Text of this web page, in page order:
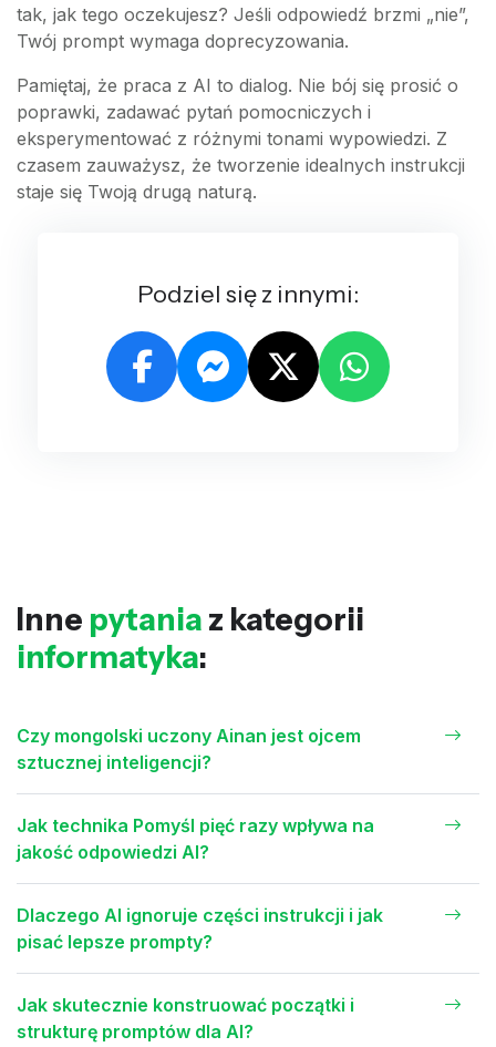
tak, jak tego oczekujesz? Jeśli odpowiedź brzmi „nie”,
Twój prompt wymaga doprecyzowania.
Pamiętaj, że praca z AI to dialog. Nie bój się prosić o
poprawki, zadawać pytań pomocniczych i
eksperymentować z różnymi tonami wypowiedzi. Z
czasem zauważysz, że tworzenie idealnych instrukcji
staje się Twoją drugą naturą.
Podziel się z innymi:
Inne pytania z kategorii
informatyka:
Czy mongolski uczony Ainan jest ojcem
sztucznej inteligencji?
Jak technika Pomyśl pięć razy wpływa na
jakość odpowiedzi AI?
Dlaczego AI ignoruje części instrukcji i jak
pisać lepsze prompty?
Jak skutecznie konstruować początki i
strukturę promptów dla AI?